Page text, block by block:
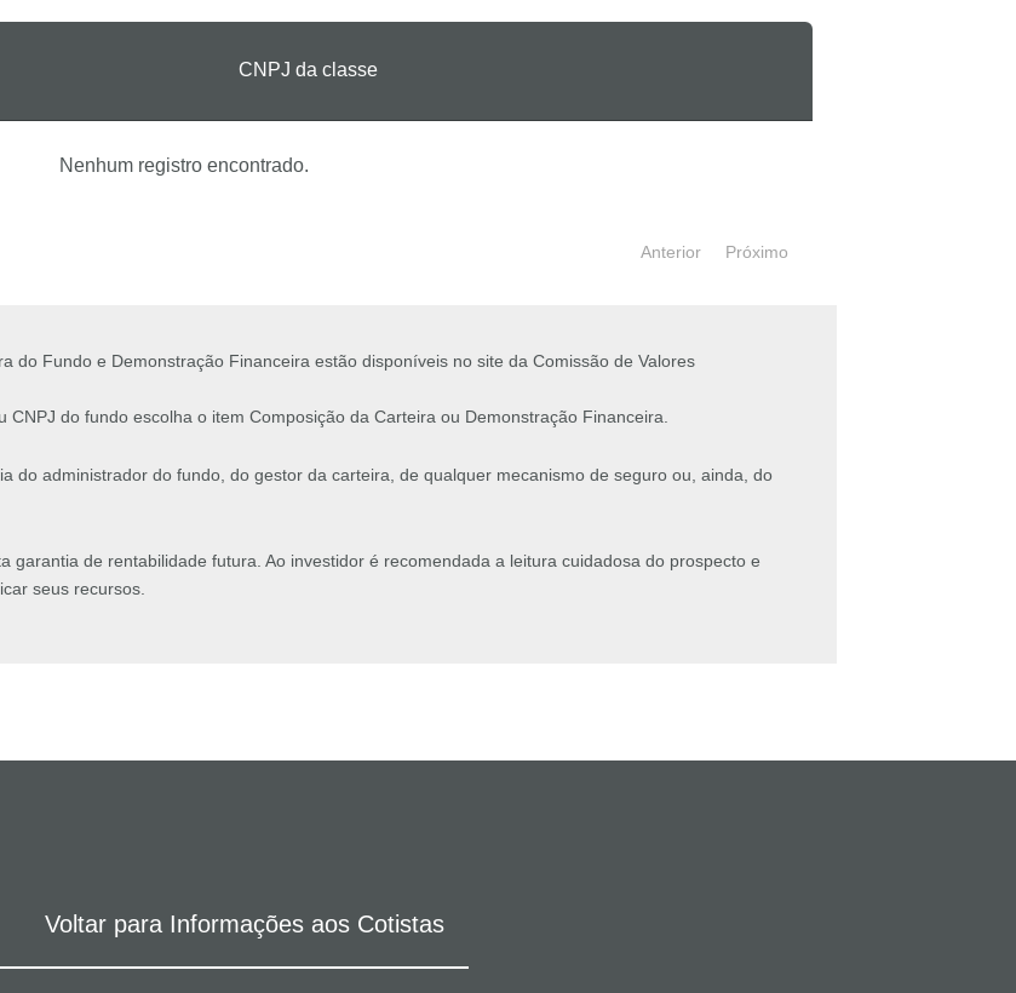
CNPJ da classe
Nenhum registro encontrado.
Anterior Próximo
do Fundo e Demonstração Financeira estão disponíveis no site da Comissão de Valores
do fundo escolha o item Composição da Carteira ou Demonstração Financeira.
do administrador do fundo, do gestor da carteira, de qualquer mecanismo de seguro ou, ainda, do
garantia de rentabilidade futura. Ao investidor é recomendada a leitura cuidadosa do prospecto e
seus recursos.
Voltar para Informações aos Cotistas